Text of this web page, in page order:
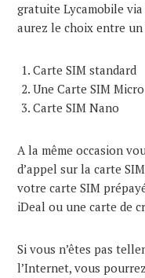
gratuite Lycamobile
aurez le choix entre
Carte SIM standard
Une Carte SIM Micro
Carte SIM Nano
A la même occasion
d’appel sur la carte
votre carte SIM
iDeal ou une carte de
Si vous n’êtes pas
l’Internet, vous